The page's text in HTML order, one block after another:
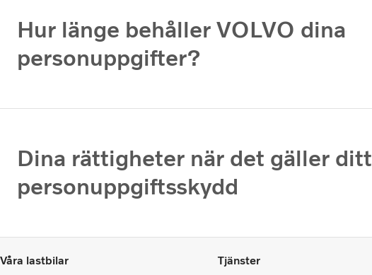
Hur länge behåller VOLVO dina
personuppgifter?
Dina rättigheter när det gäller ditt
personuppgiftsskydd
Våra lastbilar Tjänster